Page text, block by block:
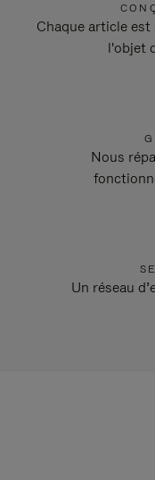
Chaque article
l'objet
Nous
Un réseau